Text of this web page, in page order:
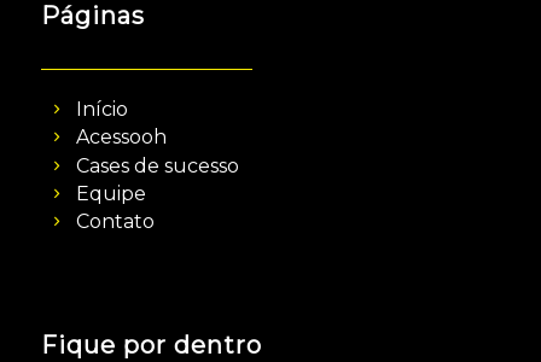
Páginas
Início
Acessooh
Cases de sucesso
Equipe
Contato
Fique por dentro